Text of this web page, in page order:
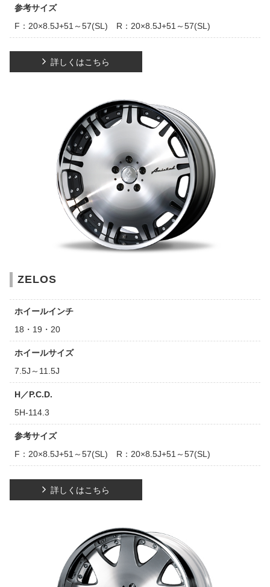
参考サイズ
F：20×8.5J+51～57(SL) R：20×8.5J+51～57(SL)
詳しくはこちら
ZELOS
ホイールインチ
18・19・20
ホイールサイズ
7.5J～11.5J
H／P.C.D.
5H-114.3
参考サイズ
F：20×8.5J+51～57(SL) R：20×8.5J+51～57(SL)
詳しくはこちら